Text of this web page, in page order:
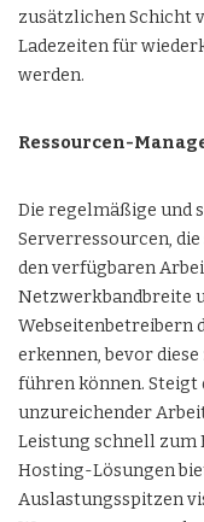
zusätzlichen Schicht
Ladezeiten für
werden.
Ressourcen-
Die regelmäßige und
Serverressourcen,
den verfügbaren
Netzwerkbandbreite
Webseitenbetreibern
erkennen, bevor
führen können. Steigt
unzureichender
Leistung schnell zum
Hosting-Lösungen
Auslastungsspitzen